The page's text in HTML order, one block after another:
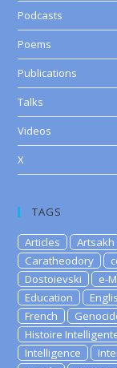
Podcasts
Poems
Publications
Talks
Videos
X
TAGS
Articles Artsakh
Caratheodory
Dostoievski
e-
Education
French
Histoire
Intelligence